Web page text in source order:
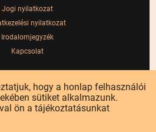
Jogi nyilatkozat
nyilatkozat
Irodalomjegyzék
Kapcsolat
hogy a honlap felhasználói
sütiket alkalmazunk.
ön a tájékoztatásunkat